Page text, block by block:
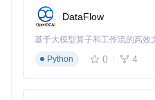
./quickget alpine latest
2.3 启动虚拟机：配置即启动
DataFlow
基于大模型算子和工作流的高效
Python
0 4